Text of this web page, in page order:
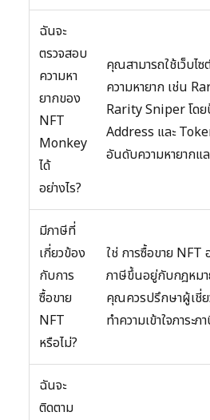
ฉันจะ
ตรวจสอบ
ความหา
ยากของ
NFT
Monkey
ได้
อย่างไร?
คุณสามารถใช้เว็บไซ
ความหายาก เช่น
Rarity Sniper โด
Address และ
อันดับความหายาก
มีภาษีที่
เกี่ยวข้อง
กับการ
ซื้อขาย
NFT
หรือไม่?
ใช่ การซื้อขาย NFT
ภาษีขึ้นอยู่กับกฎหมา
คุณควรปรึกษาผู้เชี่
ทำความเข้าใจภาระ
ฉันจะ
ติดตาม